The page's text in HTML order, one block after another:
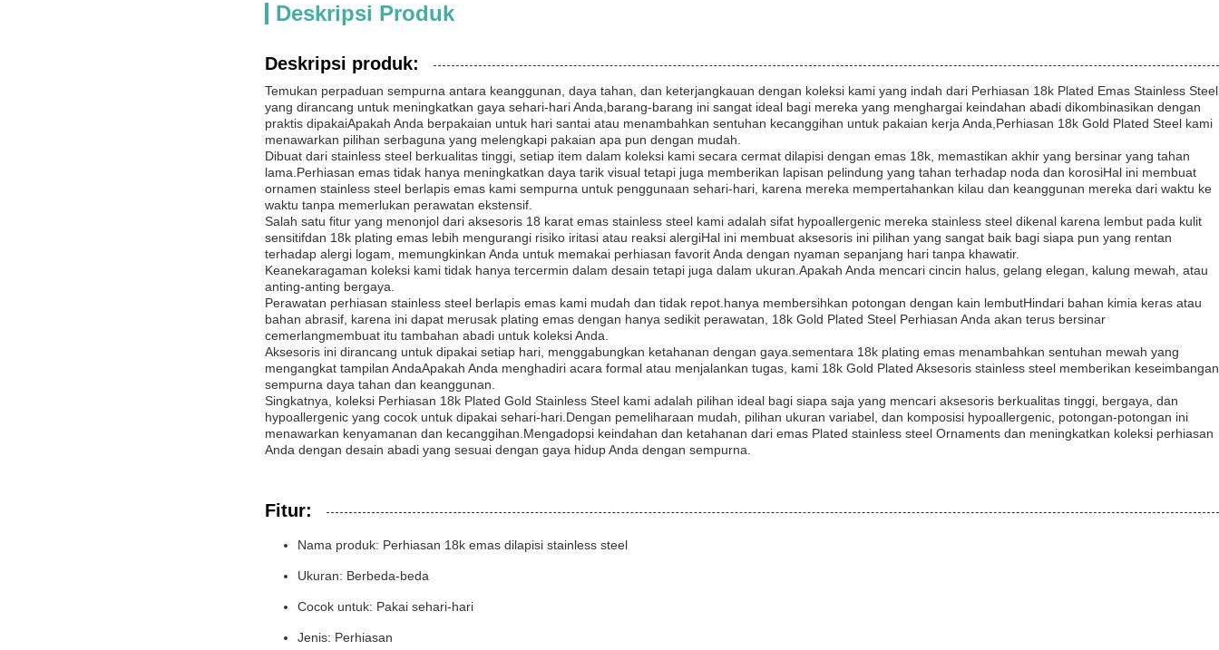
Deskripsi Produk
Deskripsi produk:
Temukan perpaduan sempurna antara keanggunan, daya tahan, dan keterjangkauan dengan koleksi kami yang indah dari Perhiasan 18k Plated Emas Stainless Steel
yang dirancang untuk meningkatkan gaya sehari-hari Anda,barang-barang ini sangat ideal bagi mereka yang menghargai keindahan abadi dikombinasikan dengan
praktis dipakaiApakah Anda berpakaian untuk hari santai atau menambahkan sentuhan kecanggihan untuk pakaian kerja Anda,Perhiasan 18k Gold Plated Steel kami
menawarkan pilihan serbaguna yang melengkapi pakaian apa pun dengan mudah.
Dibuat dari stainless steel berkualitas tinggi, setiap item dalam koleksi kami secara cermat dilapisi dengan emas 18k, memastikan akhir yang bersinar yang tahan
lama.Perhiasan emas tidak hanya meningkatkan daya tarik visual tetapi juga memberikan lapisan pelindung yang tahan terhadap noda dan korosiHal ini membuat
ornamen stainless steel berlapis emas kami sempurna untuk penggunaan sehari-hari, karena mereka mempertahankan kilau dan keanggunan mereka dari waktu ke
waktu tanpa memerlukan perawatan ekstensif.
Salah satu fitur yang menonjol dari aksesoris 18 karat emas stainless steel kami adalah sifat hypoallergenic mereka stainless steel dikenal karena lembut pada kulit
sensitifdan 18k plating emas lebih mengurangi risiko iritasi atau reaksi alergiHal ini membuat aksesoris ini pilihan yang sangat baik bagi siapa pun yang rentan
terhadap alergi logam, memungkinkan Anda untuk memakai perhiasan favorit Anda dengan nyaman sepanjang hari tanpa khawatir.
Keanekaragaman koleksi kami tidak hanya tercermin dalam desain tetapi juga dalam ukuran.Apakah Anda mencari cincin halus, gelang elegan, kalung mewah, atau
anting-anting bergaya.
Perawatan perhiasan stainless steel berlapis emas kami mudah dan tidak repot.hanya membersihkan potongan dengan kain lembutHindari bahan kimia keras atau
bahan abrasif, karena ini dapat merusak plating emas dengan hanya sedikit perawatan, 18k Gold Plated Steel Perhiasan Anda akan terus bersinar
cemerlangmembuat itu tambahan abadi untuk koleksi Anda.
Aksesoris ini dirancang untuk dipakai setiap hari, menggabungkan ketahanan dengan gaya.sementara 18k plating emas menambahkan sentuhan mewah yang
mengangkat tampilan AndaApakah Anda menghadiri acara formal atau menjalankan tugas, kami 18k Gold Plated Aksesoris stainless steel memberikan keseimbangan
sempurna daya tahan dan keanggunan.
Singkatnya, koleksi Perhiasan 18k Plated Gold Stainless Steel kami adalah pilihan ideal bagi siapa saja yang mencari aksesoris berkualitas tinggi, bergaya, dan
hypoallergenic yang cocok untuk dipakai sehari-hari.Dengan pemeliharaan mudah, pilihan ukuran variabel, dan komposisi hypoallergenic, potongan-potongan ini
menawarkan kenyamanan dan kecanggihan.Mengadopsi keindahan dan ketahanan dari emas Plated stainless steel Ornaments dan meningkatkan koleksi perhiasan
Anda dengan desain abadi yang sesuai dengan gaya hidup Anda dengan sempurna.
Fitur:
Nama produk: Perhiasan 18k emas dilapisi stainless steel
Ukuran: Berbeda-beda
Cocok untuk: Pakai sehari-hari
Jenis: Perhiasan